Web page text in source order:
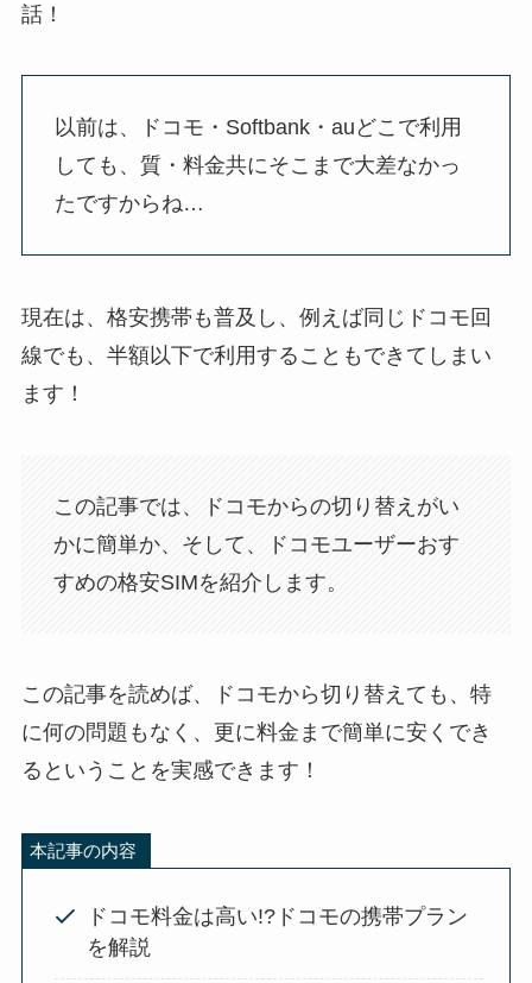
話！
以前は、ドコモ・Softbank・auどこで利用
しても、質・料金共にそこまで大差なかっ
たですからね…
現在は、格安携帯も普及し、例えば同じドコモ回
線でも、半額以下で利用することもできてしまい
ます！
この記事では、ドコモからの切り替えがい
かに簡単か、そして、ドコモユーザーおす
すめの格安SIMを紹介します。
この記事を読めば、ドコモから切り替えても、特
に何の問題もなく、更に料金まで簡単に安くでき
るということを実感できます！
本記事の内容
ドコモ料金は高い!?ドコモの携帯プラン
を解説